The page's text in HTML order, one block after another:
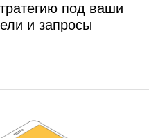
под ваши
и запросы